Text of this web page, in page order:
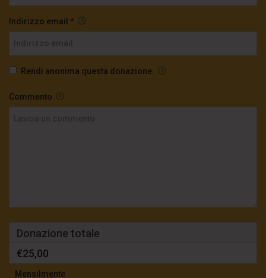
Indirizzo email *
Rendi anonima questa donazione.
Commento
Donazione totale
€25,00
Mensilmente